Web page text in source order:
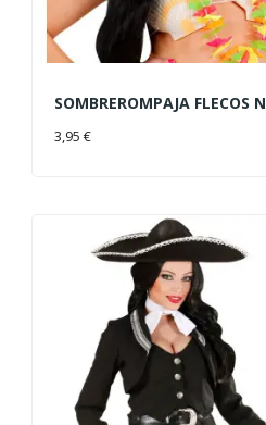
SOMBREROMPAJA FLECOS
3,95 €